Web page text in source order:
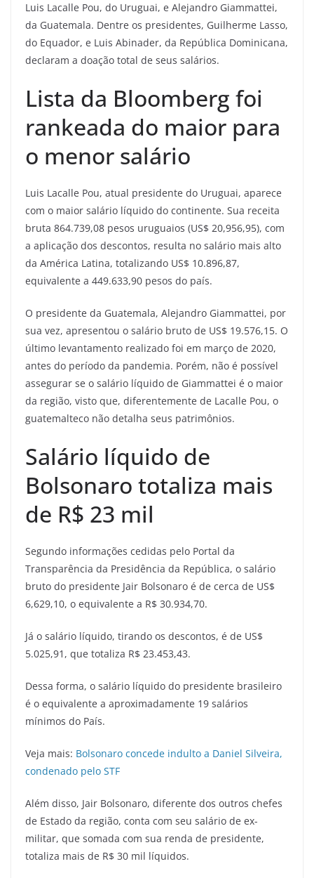
Luis Lacalle Pou, do Uruguai, e Alejandro Giammattei,
da Guatemala. Dentre os presidentes, Guilherme Lasso,
do Equador, e Luis Abinader, da República Dominicana,
declaram a doação total de seus salários.
Lista da Bloomberg foi
rankeada do maior para
o menor salário
Luis Lacalle Pou, atual presidente do Uruguai, aparece
com o maior salário líquido do continente. Sua receita
bruta 864.739,08 pesos uruguaios (US$ 20,956,95), com
a aplicação dos descontos, resulta no salário mais alto
da América Latina, totalizando US$ 10.896,87,
equivalente a 449.633,90 pesos do país.
O presidente da Guatemala, Alejandro Giammattei, por
sua vez, apresentou o salário bruto de US$ 19.576,15. O
último levantamento realizado foi em março de 2020,
antes do período da pandemia. Porém, não é possível
assegurar se o salário líquido de Giammattei é o maior
da região, visto que, diferentemente de Lacalle Pou, o
guatemalteco não detalha seus patrimônios.
Salário líquido de
Bolsonaro totaliza mais
de R$ 23 mil
Segundo informações cedidas pelo Portal da
Transparência da Presidência da República, o salário
bruto do presidente Jair Bolsonaro é de cerca de US$
6,629,10, o equivalente a R$ 30.934,70.
Já o salário líquido, tirando os descontos, é de US$
5.025,91, que totaliza R$ 23.453,43.
Dessa forma, o salário líquido do presidente brasileiro
é o equivalente a aproximadamente 19 salários
mínimos do País.
Veja mais: Bolsonaro concede indulto a Daniel Silveira,
condenado pelo STF
Além disso, Jair Bolsonaro, diferente dos outros chefes
de Estado da região, conta com seu salário de ex-
militar, que somada com sua renda de presidente,
totaliza mais de R$ 30 mil líquidos.